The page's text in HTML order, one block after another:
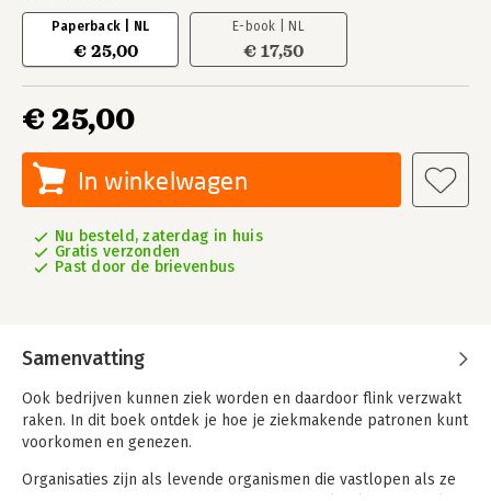
Paperback | NL
€ 25,00
E-book | NL
€ 17,50
€ 25,00
In winkelwagen
Nu besteld, zaterdag in huis
Gratis verzonden
Past door de brievenbus
Samenvatting
Ook bedrijven kunnen ziek worden en daardoor flink verzwakt
raken. In dit boek ontdek je hoe je ziekmakende patronen kunt
voorkomen en genezen.
Organisaties zijn als levende organismen die vastlopen als ze